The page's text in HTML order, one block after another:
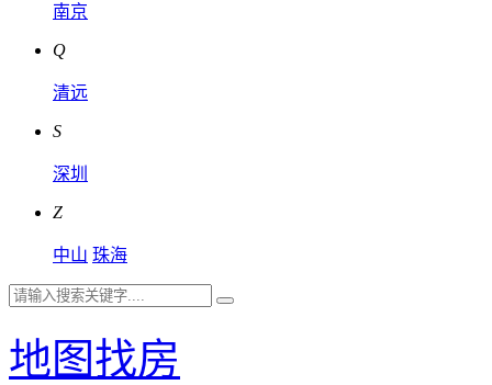
南京
Q
清远
S
深圳
Z
中山 珠海
地图找房